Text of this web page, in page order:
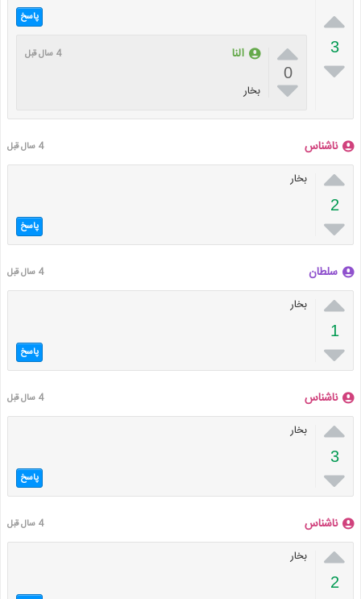

3

پاسخ

0

النا 4 سال قبل
بخار
ناشناس 4 سال قبل

2

بخار
پاسخ
سلطان 4 سال قبل

1

بخار
پاسخ
ناشناس 4 سال قبل

3

بخار
پاسخ
ناشناس 4 سال قبل

2
بخار